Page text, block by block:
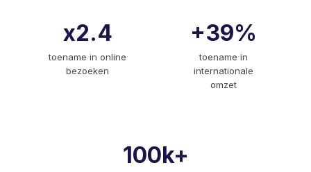
x2.4
toename in online
bezoeken
+39%
toename in
internationale
omzet
100k+